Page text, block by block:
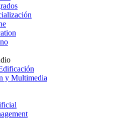
y Multimedia